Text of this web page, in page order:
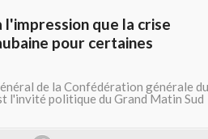
l'impression que la crise
pour certaines
de la Confédération générale du
l'invité politique du Grand Matin Sud